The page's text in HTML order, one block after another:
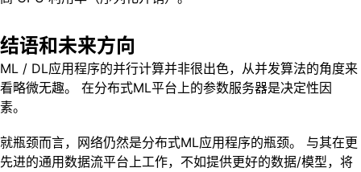
结语和未来方向
ML / DL应用程序的并行计算并非很出色，从并发算法的角度来
看略微无趣。 在分布式ML平台上的参数服务器是决定性因
素。
就瓶颈而言，网络仍然是分布式ML应用程序的瓶颈。 与其在更
先进的通用数据流平台上工作，不如提供更好的数据/模型，将